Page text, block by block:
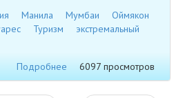
Манила Мумбаи
Оймякон
Туризм
экстремальный
Подробнее
6097 просмотров